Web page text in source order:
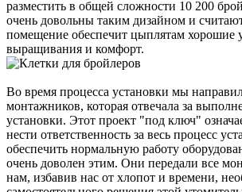
разместить в общей сложности 10 200
очень довольны таким дизайном и
помещение обеспечит цыплятам хорошие
выращивания и комфорт.
Во время процесса установки мы
монтажников, которая отвечала за
установки. Этот проект "под ключ"
нести ответственность за весь процесс
обеспечить нормальную работу
очень доволен этим. Они передали все
нам, избавив нас от хлопот и времени,